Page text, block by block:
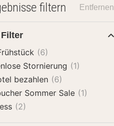
filtern Entfernen
(6)
Stornierung (1)
bezahlen (6)
Sommer Sale (1)
(2)